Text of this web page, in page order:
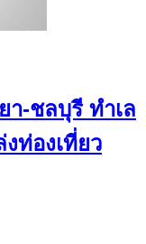
า-ชลบุรี ทำเล
ท่องเที่ยว